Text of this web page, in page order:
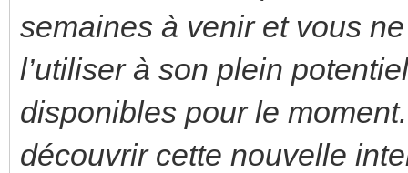
semaines à venir et vous
l’utiliser à son plein
disponibles pour le
découvrir cette nouvelle